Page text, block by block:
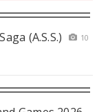
(A.S.S.)
10